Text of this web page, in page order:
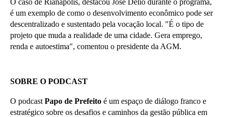
é um exemplo de como o desenvolvimento econômico pode ser
descentralizado e sustentado pela vocação local. "É o tipo de
projeto que muda a realidade de uma cidade. Gera emprego,
renda e autoestima", comentou o presidente da AGM.
SOBRE O PODCAST
O podcast Papo de Prefeito é um espaço de diálogo franco e
estratégico sobre os desafios e caminhos da gestão pública em